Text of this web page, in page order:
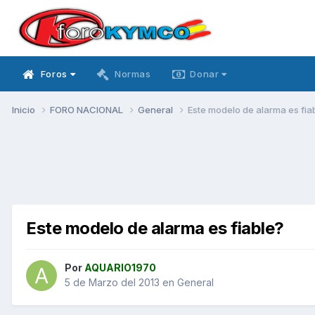
Foros Normas Donar
Inicio FORO NACIONAL General Este modelo de alarma es
Este modelo de alarma es fiable?
Por AQUARIO1970
5 de Marzo del 2013 en General